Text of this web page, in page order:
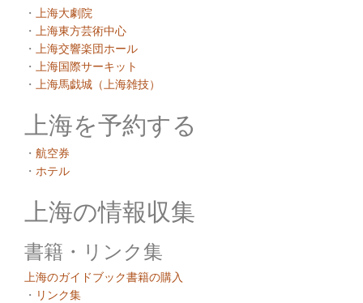
・
上海大劇院
・
上海東方芸術中心
・
上海交響楽団ホール
・
上海国際サーキット
・
上海馬戯城（上海雑技）
上海を予約する
・ 航空券
・ ホテル
上海の情報収集
書籍・リンク集
上海のガイドブック書籍の購入
・ リンク集